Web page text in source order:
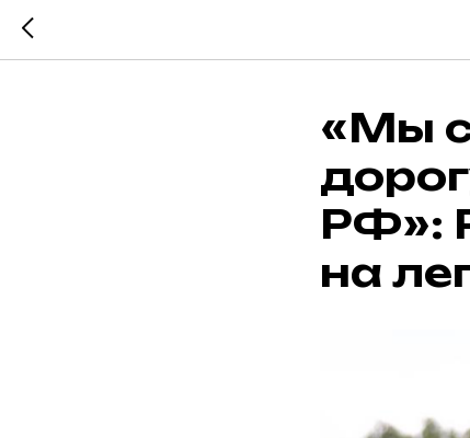
«Мы
РФ»:
на